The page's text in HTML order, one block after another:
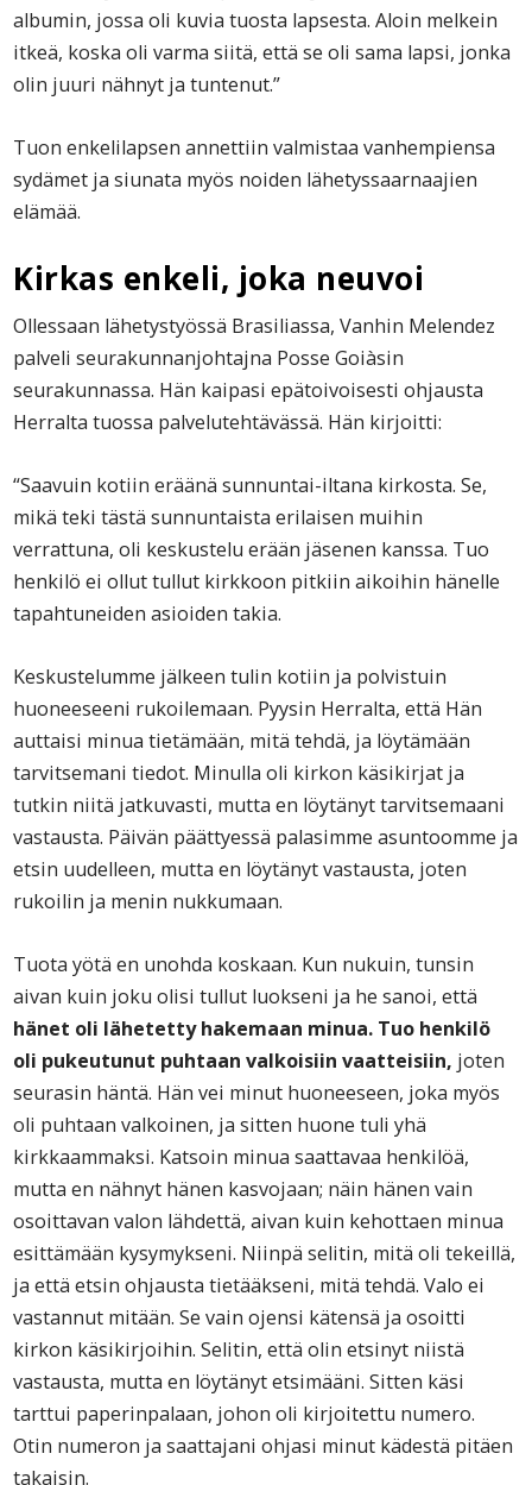
albumin, jossa oli kuvia tuosta lapsesta. Aloin melkein
itkeä, koska oli varma siitä, että se oli sama lapsi, jonka
olin juuri nähnyt ja tuntenut.”
Tuon enkelilapsen annettiin valmistaa vanhempiensa
sydämet ja siunata myös noiden lähetyssaarnaajien
elämää.
Kirkas enkeli, joka neuvoi
Ollessaan lähetystyössä Brasiliassa, Vanhin Melendez
palveli seurakunnanjohtajna Posse Goiàsin
seurakunnassa. Hän kaipasi epätoivoisesti ohjausta
Herralta tuossa palvelutehtävässä. Hän kirjoitti:
“Saavuin kotiin eräänä sunnuntai-iltana kirkosta. Se,
mikä teki tästä sunnuntaista erilaisen muihin
verrattuna, oli keskustelu erään jäsenen kanssa. Tuo
henkilö ei ollut tullut kirkkoon pitkiin aikoihin hänelle
tapahtuneiden asioiden takia.
Keskustelumme jälkeen tulin kotiin ja polvistuin
huoneeseeni rukoilemaan. Pyysin Herralta, että Hän
auttaisi minua tietämään, mitä tehdä, ja löytämään
tarvitsemani tiedot. Minulla oli kirkon käsikirjat ja
tutkin niitä jatkuvasti, mutta en löytänyt tarvitsemaani
vastausta. Päivän päättyessä palasimme asuntoomme ja
etsin uudelleen, mutta en löytänyt vastausta, joten
rukoilin ja menin nukkumaan.
Tuota yötä en unohda koskaan. Kun nukuin, tunsin
aivan kuin joku olisi tullut luokseni ja he sanoi, että
hänet oli lähetetty hakemaan minua. Tuo henkilö
oli pukeutunut puhtaan valkoisiin vaatteisiin, joten
seurasin häntä. Hän vei minut huoneeseen, joka myös
oli puhtaan valkoinen, ja sitten huone tuli yhä
kirkkaammaksi. Katsoin minua saattavaa henkilöä,
mutta en nähnyt hänen kasvojaan; näin hänen vain
osoittavan valon lähdettä, aivan kuin kehottaen minua
esittämään kysymykseni. Niinpä selitin, mitä oli tekeillä,
ja että etsin ohjausta tietääkseni, mitä tehdä. Valo ei
vastannut mitään. Se vain ojensi kätensä ja osoitti
kirkon käsikirjoihin. Selitin, että olin etsinyt niistä
vastausta, mutta en löytänyt etsimääni. Sitten käsi
tarttui paperinpalaan, johon oli kirjoitettu numero.
Otin numeron ja saattajani ohjasi minut kädestä pitäen
takaisin.